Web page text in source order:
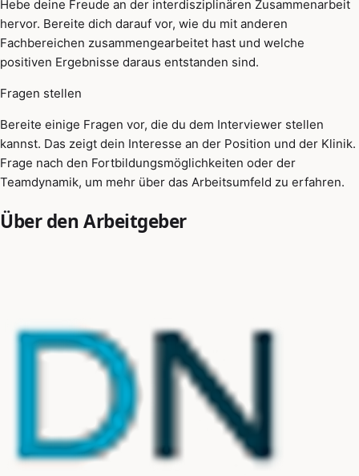
Hebe deine Freude an der interdisziplinären Zusammenarbeit
hervor. Bereite dich darauf vor, wie du mit anderen
Fachbereichen zusammengearbeitet hast und welche
positiven Ergebnisse daraus entstanden sind.
Fragen stellen
Bereite einige Fragen vor, die du dem Interviewer stellen
kannst. Das zeigt dein Interesse an der Position und der Klinik.
Frage nach den Fortbildungsmöglichkeiten oder der
Teamdynamik, um mehr über das Arbeitsumfeld zu erfahren.
Über den Arbeitgeber